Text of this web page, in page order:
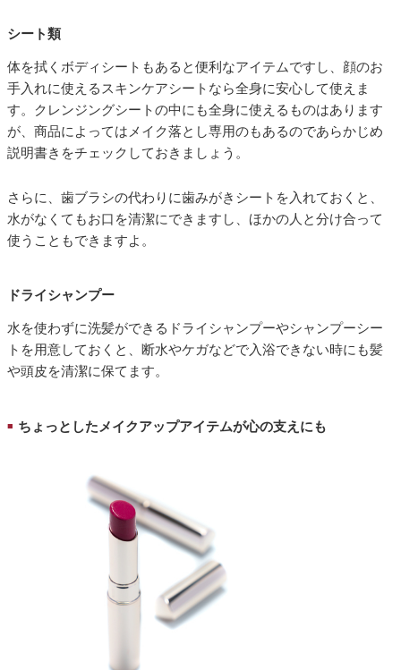
シート類
体を拭くボディシートもあると便利なアイテムですし、顔のお
手入れに使えるスキンケアシートなら全身に安心して使えま
す。クレンジングシートの中にも全身に使えるものはあります
が、商品によってはメイク落とし専用のもあるのであらかじめ
説明書きをチェックしておきましょう。
さらに、歯ブラシの代わりに歯みがきシートを入れておくと、
水がなくてもお口を清潔にできますし、ほかの人と分け合って
使うこともできますよ。
ドライシャンプー
水を使わずに洗髪ができるドライシャンプーやシャンプーシー
トを用意しておくと、断水やケガなどで入浴できない時にも髪
や頭皮を清潔に保てます。
■ ちょっとしたメイクアップアイテムが心の支えにも